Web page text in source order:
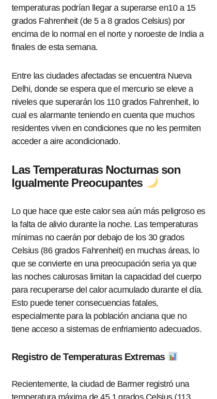
temperaturas podrían llegar a superarse en10 a 15
grados Fahrenheit (de 5 a 8 grados Celsius) por
encima de lo normal en el norte y noroeste de India a
finales de esta semana.
Entre las ciudades afectadas se encuentra Nueva
Delhi, donde se espera que el mercurio se eleve a
niveles que superarán los 110 grados Fahrenheit, lo
cual es alarmante teniendo en cuenta que muchos
residentes viven en condiciones que no les permiten
acceder a aire acondicionado.
Las Temperaturas Nocturnas son
Igualmente Preocupantes
Lo que hace que este calor sea aún más peligroso es
la falta de alivio durante la noche. Las temperaturas
mínimas no caerán por debajo de los 30 grados
Celsius (86 grados Fahrenheit) en muchas áreas, lo
que se convierte en una preocupación seria ya que
las noches calurosas limitan la capacidad del cuerpo
para recuperarse del calor acumulado durante el día.
Esto puede tener consecuencias fatales,
especialmente para la población anciana que no
tiene acceso a sistemas de enfriamiento adecuados.
Registro de Temperaturas Extremas
Recientemente, la ciudad de Barmer registró una
temperatura máxima de 45.1 grados Celsius (113